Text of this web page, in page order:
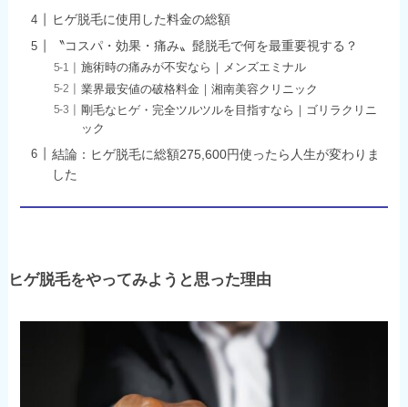
ヒゲ脱毛に使用した料金の総額
〝コスパ・効果・痛み〟髭脱毛で何を最重要視する？
施術時の痛みが不安なら｜メンズエミナル
業界最安値の破格料金｜湘南美容クリニック
剛毛なヒゲ・完全ツルツルを目指すなら｜ゴリラクリニ
ック
結論：ヒゲ脱毛に総額275,600円使ったら人生が変わりま
した
ヒゲ脱毛をやってみようと思った理由